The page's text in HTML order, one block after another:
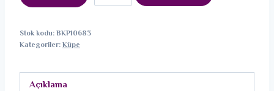
Beyaz
Model
Stok kodu:BKP10683
Kategoriler:Küpe
Açıklama